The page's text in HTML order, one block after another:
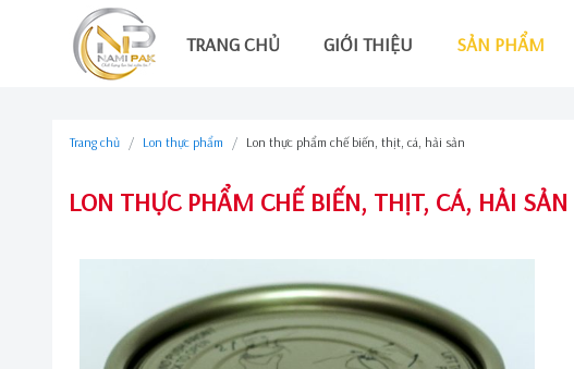
TRANG CHỦ GIỚI THIỆU SẢN PHẨM
Trang chủ Lon thực phẩm Lon thực phẩm chế biến, thịt, cá, hải sản
LON THỰC PHẨM CHẾ BIẾN, THỊT, CÁ, HẢI SẢN